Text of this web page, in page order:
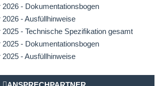
- Dokumentationsbogen
- Ausfüllhinweise
- Technische Spezifikation gesamt
- Dokumentationsbogen
- Ausfüllhinweise